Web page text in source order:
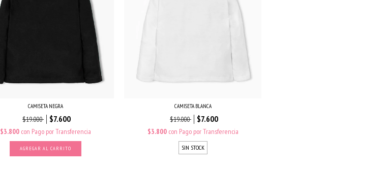
CAMISETA NEGRA
$19.000 $7.600
$3.800 con Pago por Transferencia
AGREGAR AL CARRITO
CAMISETA BLANCA
$19.000 $7.600
$3.800 con Pago por Transferencia
SIN STOCK